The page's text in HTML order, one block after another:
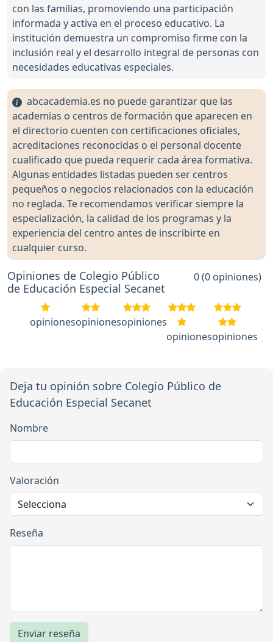
con las familias, promoviendo una participación
informada y activa en el proceso educativo. La
institución demuestra un compromiso firme con la
inclusión real y el desarrollo integral de personas con
necesidades educativas especiales.
abcacademia.es no puede garantizar que las
academias o centros de formación que aparecen en
el directorio cuenten con certificaciones oficiales,
acreditaciones reconocidas o el personal docente
cualificado que pueda requerir cada área formativa.
Algunas entidades listadas pueden ser centros
pequeños o negocios relacionados con la educación
no reglada. Te recomendamos verificar siempre la
especialización, la calidad de los programas y la
experiencia del centro antes de inscribirte en
cualquier curso.
Opiniones de Colegio Público
de Educación Especial Secanet
0 (0 opiniones)
opinionesopinionesopiniones
opinionesopiniones
Deja tu opinión sobre Colegio Público de
Educación Especial Secanet
Nombre
Valoración
Reseña
Enviar reseña